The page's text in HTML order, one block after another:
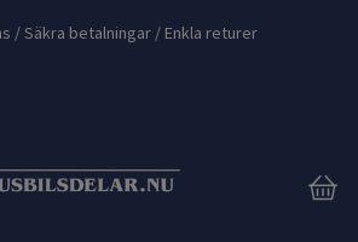
/ Säkra betalningar / Enkla returer